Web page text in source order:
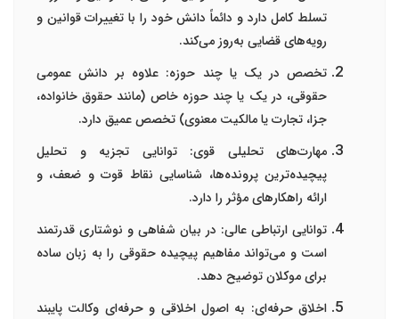
تسلط کامل دارد و دائماً دانش خود را با تغییرات قوانین و
رویه‌های قضایی به‌روز می‌کند.
تخصص در یک یا چند حوزه: علاوه بر دانش عمومی
حقوقی، در یک یا چند حوزه خاص (مانند حقوق خانواده،
جزا، تجارت یا مالکیت معنوی) تخصص عمیق دارد.
مهارت‌های تحلیلی قوی: توانایی تجزیه و تحلیل
پیچیده‌ترین پرونده‌ها، شناسایی نقاط قوت و ضعف، و
ارائه راهکارهای مؤثر را دارد.
توانایی ارتباطی عالی: در بیان شفاهی و نوشتاری قدرتمند
است و می‌تواند مفاهیم پیچیده حقوقی را به زبان ساده
برای موکلان توضیح دهد.
اخلاق حرفه‌ای: به اصول اخلاقی و حرفه‌ای وکالت پایبند